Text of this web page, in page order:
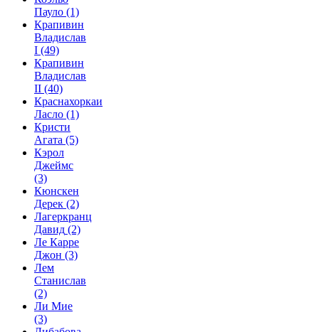
Пауло (1)
Крапивин
Владислав
I (49)
Крапивин
Владислав
II (40)
Краснахоркаи
Ласло (1)
Кристи
Агата (5)
Кэрол
Джеймс
(3)
Кюнскен
Дерек (2)
Лагеркранц
Давид (2)
Ле Карре
Джон (3)
Лем
Станислав
(2)
Ли Мие
(3)